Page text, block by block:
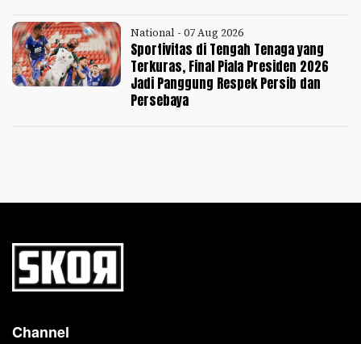
National - 07 Aug 2026
Sportivitas di Tengah Tenaga yang
Terkuras, Final Piala Presiden 2026
Jadi Panggung Respek Persib dan
Persebaya
Channel